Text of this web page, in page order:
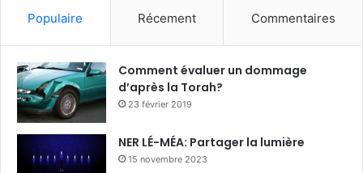
Populaire Récement Commentaires
Comment évaluer un dommage
d’après la Torah?
23 février 2019
NER LÉ-MÉA: Partager la lumière
15 novembre 2023